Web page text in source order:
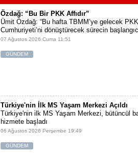
Özdağ: “Bu Bir PKK Affıdır”
Ümit Özdağ: “Bu hafta TBMM’ye gelecek
Cumhuriyeti’ni dönüştürecek sürecin
07 Ağustos 2026 Cuma 11:51
GÜNDEM
Türkiye'nin İlk MS Yaşam Merkezi Açıldı
Türkiye'nin ilk MS Yaşam Merkezi, bütüncül
hizmete başladı
06 Ağustos 2026 Perşembe 19:49
GÜNDEM